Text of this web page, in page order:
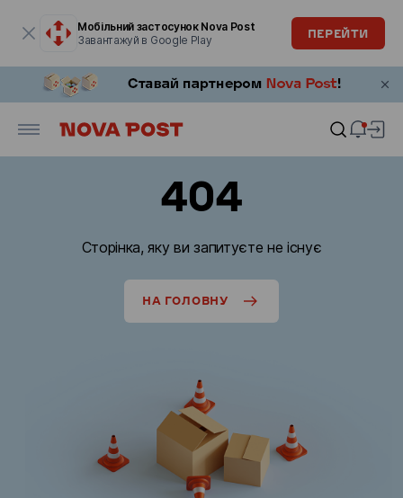
Мобільний застосунок Nova Post
Завантажуй в Google Play
ПЕРЕЙТИ
404
Сторінка, яку ви запитуєте не існує
НА ГОЛОВНУ